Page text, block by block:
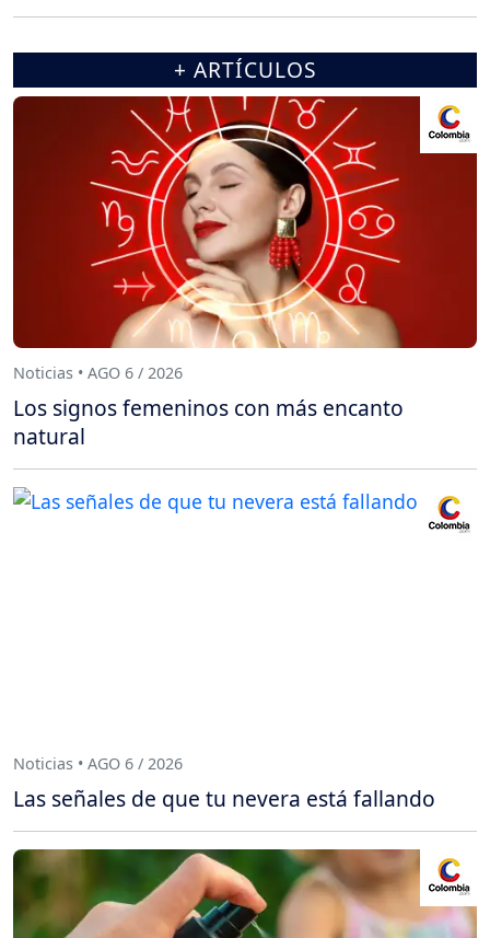
+ ARTÍCULOS
Noticias • AGO 6 / 2026
Los signos femeninos con más encanto
natural
Noticias • AGO 6 / 2026
Las señales de que tu nevera está fallando